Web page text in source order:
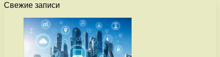
Свежие записи